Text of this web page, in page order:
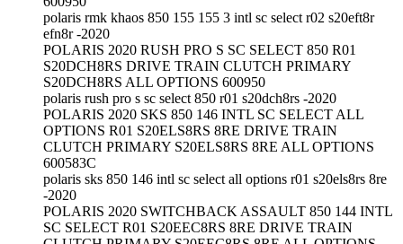
polaris rmk khaos 850 155 155 3 intl sc select r02 s20eft8r
efn8r -2020
POLARIS 2020 RUSH PRO S SC SELECT 850 R01
S20DCH8RS DRIVE TRAIN CLUTCH PRIMARY
S20DCH8RS ALL OPTIONS 600950
polaris rush pro s sc select 850 r01 s20dch8rs -2020
POLARIS 2020 SKS 850 146 INTL SC SELECT ALL
OPTIONS R01 S20ELS8RS 8RE DRIVE TRAIN
CLUTCH PRIMARY S20ELS8RS 8RE ALL OPTIONS
600583C
polaris sks 850 146 intl sc select all options r01 s20els8rs 8re
-2020
POLARIS 2020 SWITCHBACK ASSAULT 850 144 INTL
SC SELECT R01 S20EEC8RS 8RE DRIVE TRAIN